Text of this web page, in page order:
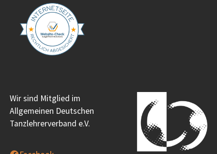
Wir sind Mitglied im
Allgemeinen Deutschen
Tanzlehrerverband e.V.